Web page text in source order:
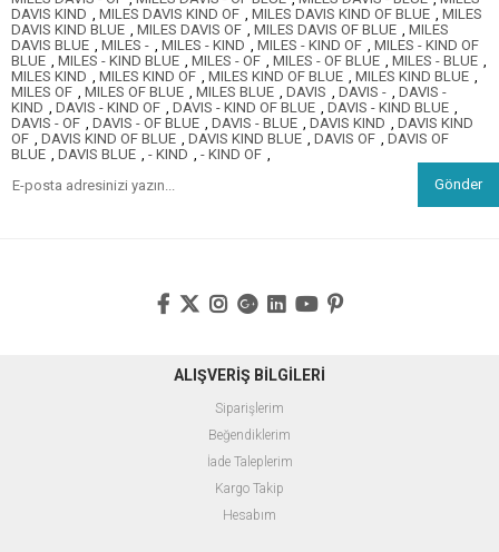
DAVIS KIND , MILES DAVIS KIND OF , MILES DAVIS KIND OF BLUE , MILES
DAVIS KIND BLUE , MILES DAVIS OF , MILES DAVIS OF BLUE , MILES
DAVIS BLUE , MILES - , MILES - KIND , MILES - KIND OF , MILES - KIND OF
BLUE , MILES - KIND BLUE , MILES - OF , MILES - OF BLUE , MILES - BLUE ,
MILES KIND , MILES KIND OF , MILES KIND OF BLUE , MILES KIND BLUE ,
MILES OF , MILES OF BLUE , MILES BLUE , DAVIS , DAVIS - , DAVIS -
KIND , DAVIS - KIND OF , DAVIS - KIND OF BLUE , DAVIS - KIND BLUE ,
DAVIS - OF , DAVIS - OF BLUE , DAVIS - BLUE , DAVIS KIND , DAVIS KIND
OF , DAVIS KIND OF BLUE , DAVIS KIND BLUE , DAVIS OF , DAVIS OF
BLUE , DAVIS BLUE , - KIND , - KIND OF ,
Gönder
ALIŞVERİŞ BİLGİLERİ
Siparişlerim
Beğendiklerim
İade Taleplerim
Kargo Takip
Hesabım